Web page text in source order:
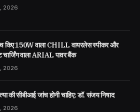
2026
किए 150W वाला CHILL वायरलेस स्पीकर और
वाला ARIAL पावर बैंक
2026
की सीबीआई जांच होनी चाहिए: डॉ. संजय निषाद
2026